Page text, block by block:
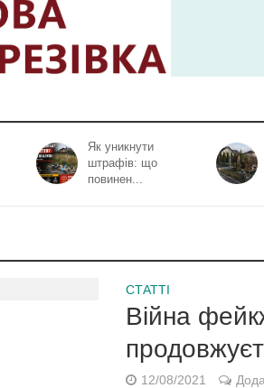
Як уникнути
штрафів: що
повинен...
СТАТТІ
Війна
12/08/2021